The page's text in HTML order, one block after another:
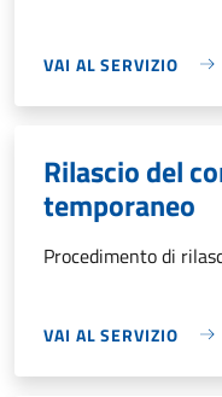
VAI AL SERVIZIO
Rilascio del
temporaneo
Procedimento di
VAI AL SERVIZIO